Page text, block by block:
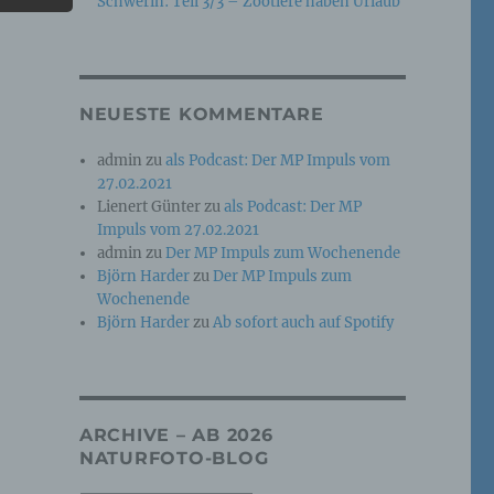
NEUESTE KOMMENTARE
admin zuals Podcast: Der MP Impuls vom
27.02.2021
Lienert Günterzuals Podcast: Der MP
Impuls vom 27.02.2021
admin zuDer MP Impuls zum Wochenende
Björn HarderzuDer MP Impuls zum
Wochenende
Björn HarderzuAb sofort auch auf Spotify
ARCHIVE – AB 2026
NATURFOTO-BLOG